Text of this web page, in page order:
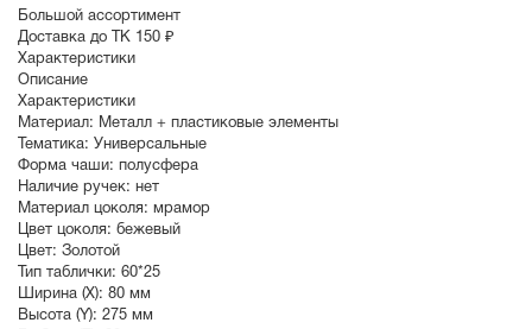
Большой ассортимент
Доставка до ТК 150 ₽
Характеристики
Описание
Характеристики
Материал: Металл + пластиковые элементы
Тематика: Универсальные
Форма чаши: полусфера
Наличие ручек: нет
Материал цоколя: мрамор
Цвет цоколя: бежевый
Цвет: Золотой
Тип таблички: 60*25
Ширина (X): 80 мм
Высота (Y): 275 мм